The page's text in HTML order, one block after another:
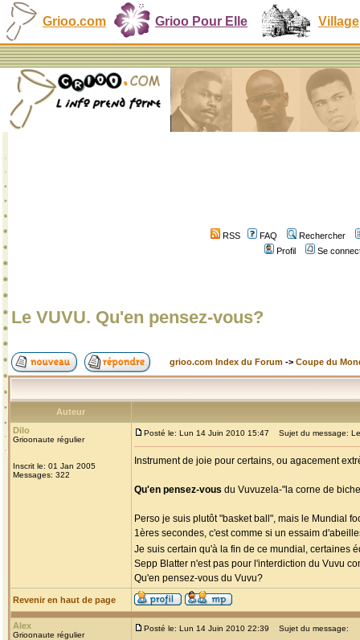
Grioo.com Grioo Pour Elle Village
RSS FAQ
Rechercher
Profil
Se
Le VUVU. Qu'en pensez-vous?
grioo.com Index du Forum -> Coupe du
Auteur
Dilo
Grioonaute régulier
Inscrit le: 01 Jan 2005
Messages: 322
Posté le: Lun 14 Juin 2010 15:47 Sujet du message:
Instrument de joie pour certains, ou agacement
Qu'en pensez-vous du Vuvuzela-"la corne de
Perso je suis plutôt "basket ball", mais le Mundial
1ères secondes, c'est comme si un essaim
Je suis certain qu'à la fin de ce mundial, certaines
Sepp Blatter n'est pas pour l'interdiction du Vuvu
Qu'en pensez-vous du Vuvu?
Revenir en haut de page
Alex
Grioonaute régulier
Posté le: Lun 14 Juin 2010 22:39 Sujet du message: